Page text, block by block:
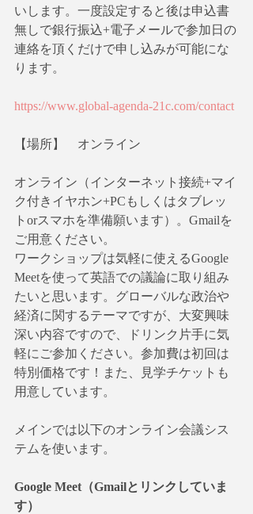
いします。一度設定すると後は申込書
無しで銀行振込+電子メールで参加日の
連絡を頂くだけで申し込みが可能にな
ります。
https://www.global-agenda-21c.com/contact
【場所】　オンライン
オンライン（インターネット接続+マイ
ク付きイヤホン+PCもしくはタブレッ
トorスマホを準備願います）。Gmailを
ご用意ください。
ワークショップは気軽に使えるGoogle
Meetを使って英語での議論に取り組み
たいと思います。グローバルな政治や
経済に関するテーマですが、大変興味
深い内容ですので、ドリンク片手に気
軽にご参加ください。参加費は初回は
特別価格です！また、見学チケットも
用意しています。
メインでは以下のオンライン会議シス
テムを使います。
Google Meet（Gmailとリンクしていま
す）